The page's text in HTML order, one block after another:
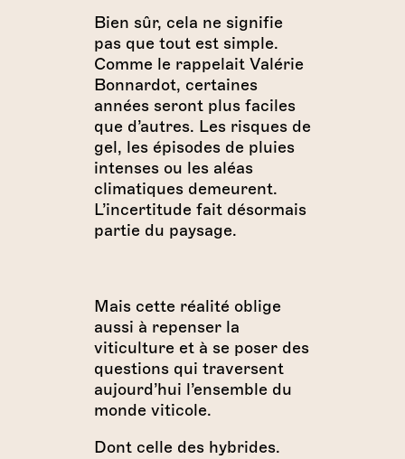
Bien sûr, cela ne signifie
pas que tout est simple.
Comme le rappelait Valérie
Bonnardot, certaines
années seront plus faciles
que d’autres. Les risques de
gel, les épisodes de pluies
intenses ou les aléas
climatiques demeurent.
L’incertitude fait désormais
partie du paysage.
Mais cette réalité oblige
aussi à repenser la
viticulture et à se poser des
questions qui traversent
aujourd’hui l’ensemble du
monde viticole.
Dont celle des hybrides.